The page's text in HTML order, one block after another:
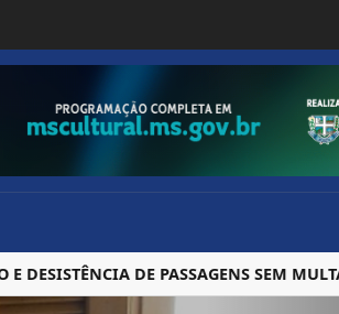
DE PASSAGENS SEM MULTA